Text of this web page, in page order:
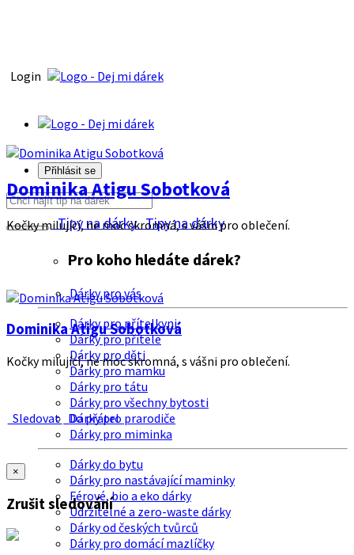
Login
Přihlásit se
Tipy na dárkyTipy na dárky
Pro koho hledáte dárek?
Dárky pro vás
Dárky pro přítelkyni
Dárky pro přítele
Dárky pro děti
Dárky pro mamku
Dárky pro tátu
Dárky pro všechny bytosti
Dárky pro prarodiče
Dárky pro miminka
Dárky do bytu
Dárky pro nastávající maminky
Férové, bio a eko dárky
Udržitelné a zero-waste dárky
Dárky od českých tvůrců
Dárky pro domácí mazlíčky
Dominika Atigu Sobotková
Kočky milující, ne moc skromná, s vášni pro oblečení.
Dominika Atigu Sobotková
Kočky milující, ne moc skromná, s vášni pro oblečení.
Sledovat Do přátel
×
Zrušit sledování